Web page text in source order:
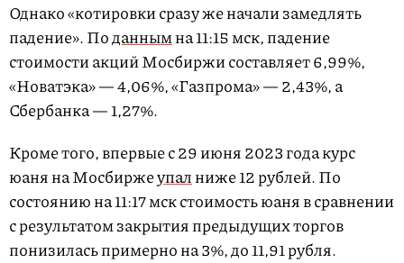
Однако «котировки сразу же начали замедлять
падение». Поданнымна 11:15 мск, падение
стоимости акций Мосбиржи составляет 6,99%,
«Новатэка» — 4,06%, «Газпрома» — 2,43%, а
Сбербанка — 1,27%.
Кроме того, впервые с 29 июня 2023 года курс
юаня на Мосбиржеупалниже 12 рублей. По
состоянию на 11:17 мск стоимость юаня в сравнении
с результатом закрытия предыдущих торгов
понизилась примерно на 3%, до 11,91 рубля.